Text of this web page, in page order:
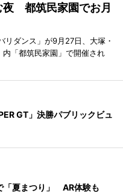
夜 都筑民家園でお月
リダンス」が9月27日、大塚・
「都筑民家園」で開催され
GT」決勝パブリックビュ
「夏まつり」 AR体験も